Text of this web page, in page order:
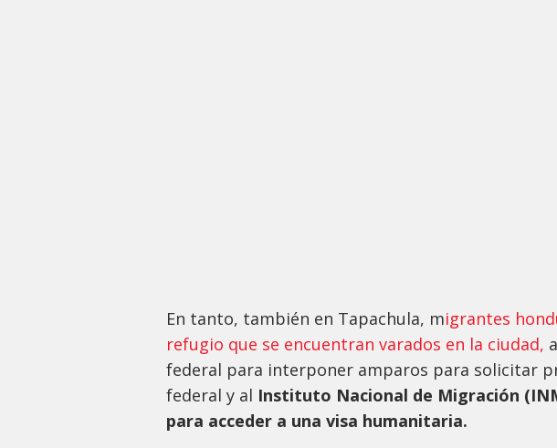
En tanto, también en Tapachula, migrantes
refugio que se encuentran varados en la ciudad,
federal para interponer amparos para solicitar
federal y al Instituto Nacional de Migración
para acceder a una visa humanitaria.